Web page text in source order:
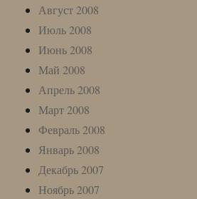
Август 2008
Июль 2008
Июнь 2008
Май 2008
Апрель 2008
Март 2008
Февраль 2008
Январь 2008
Декабрь 2007
Ноябрь 2007